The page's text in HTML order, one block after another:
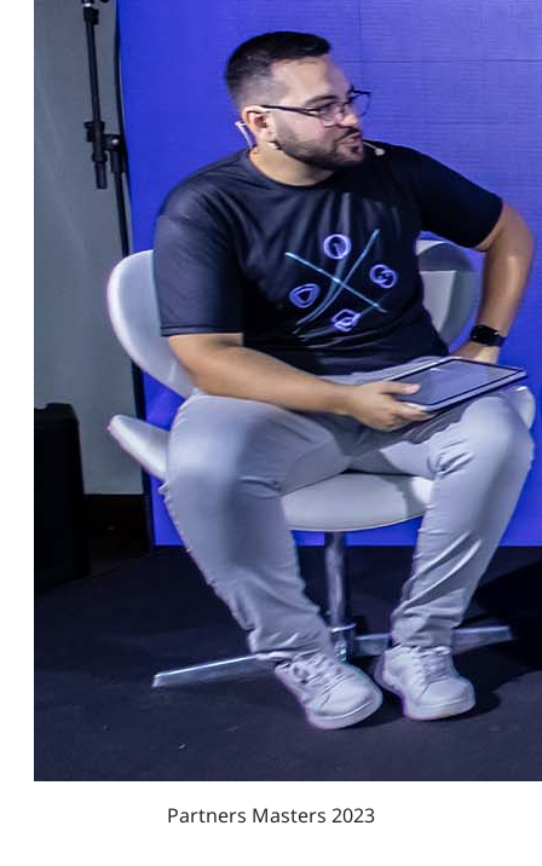
Partners Masters 2023